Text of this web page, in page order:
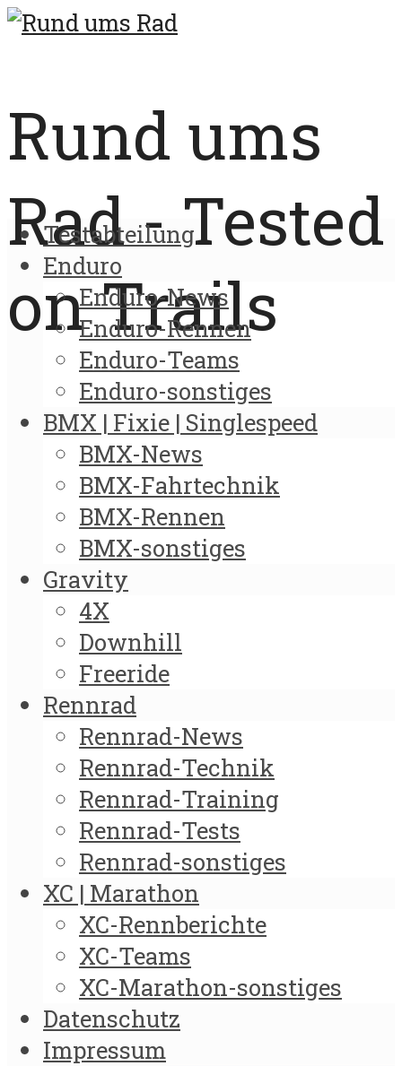
Rund ums
Rad - Tested
on Trails
Testabteilung
Enduro
Enduro-News
Enduro-Rennen
Enduro-Teams
Enduro-sonstiges
BMX | Fixie | Singlespeed
BMX-News
BMX-Fahrtechnik
BMX-Rennen
BMX-sonstiges
Gravity
4X
Downhill
Freeride
Rennrad
Rennrad-News
Rennrad-Technik
Rennrad-Training
Rennrad-Tests
Rennrad-sonstiges
XC | Marathon
XC-Rennberichte
XC-Teams
XC-Marathon-sonstiges
Datenschutz
Impressum